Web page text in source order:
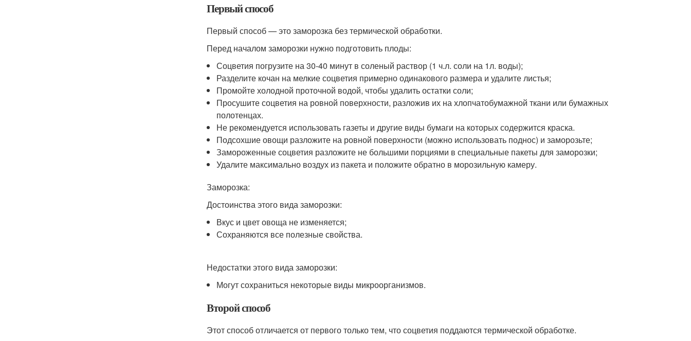
Первый способ
Первый способ — это заморозка без термической обработки.
Перед началом заморозки нужно подготовить плоды:
Соцветия погрузите на 30-40 минут в соленый раствор (1 ч.л. соли на 1л. воды);
Разделите кочан на мелкие соцветия примерно одинакового размера и удалите листья;
Промойте холодной проточной водой, чтобы удалить остатки соли;
Просушите соцветия на ровной поверхности, разложив их на хлопчатобумажной ткани или бумажных
полотенцах.
Не рекомендуется использовать газеты и другие виды бумаги на которых содержится краска.
Подсохшие овощи разложите на ровной поверхности (можно использовать поднос) и заморозьте;
Замороженные соцветия разложите не большими порциями в специальные пакеты для заморозки;
Удалите максимально воздух из пакета и положите обратно в морозильную камеру.
Заморозка:
Достоинства этого вида заморозки:
Вкус и цвет овоща не изменяется;
Сохраняются все полезные свойства.
Недостатки этого вида заморозки:
Могут сохраниться некоторые виды микроорганизмов.
Второй способ
Этот способ отличается от первого только тем, что соцветия поддаются термической обработке.